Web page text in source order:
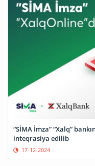
“SİMA İmza” “Xalq”
inteqrasiya edilib
17-12-2024